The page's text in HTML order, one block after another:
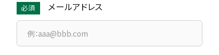
メールアドレス